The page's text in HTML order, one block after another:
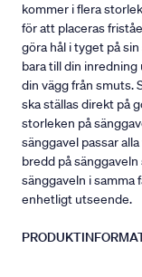
kommer i flera
för att placeras
göra hål i tyget på
bara till din
din vägg från smuts.
ska ställas direkt på
storleken på
sänggavel passar
bredd på
sänggaveln i samma
enhetligt utseende.